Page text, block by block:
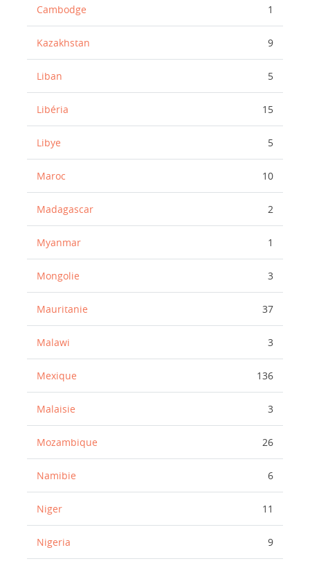
Cambodge 1
Kazakhstan 9
Liban 5
Libéria 15
Libye 5
Maroc 10
Madagascar 2
Myanmar 1
Mongolie 3
Mauritanie 37
Malawi 3
Mexique 136
Malaisie 3
Mozambique 26
Namibie 6
Niger 11
Nigeria 9